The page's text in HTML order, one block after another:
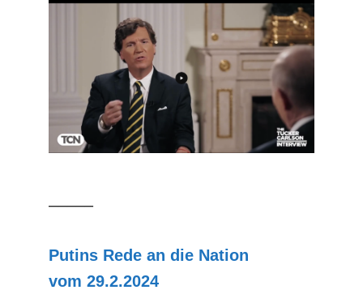
–––––
Putins Rede an die Nation
vom 29.2.2024